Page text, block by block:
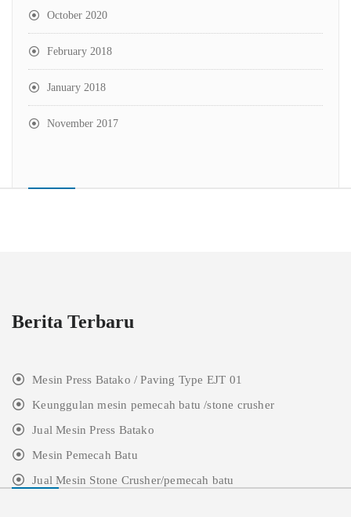
October 2020
February 2018
January 2018
November 2017
Berita Terbaru
Mesin Press Batako / Paving Type EJT 01
Keunggulan mesin pemecah batu /stone crusher
Jual Mesin Press Batako
Mesin Pemecah Batu
Jual Mesin Stone Crusher/pemecah batu